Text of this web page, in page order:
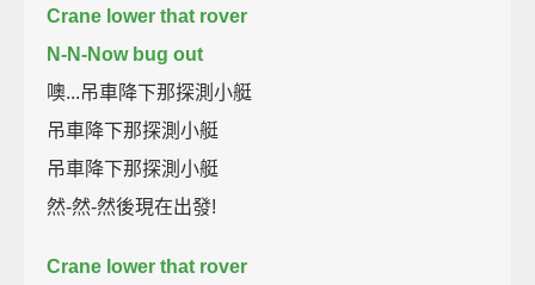
Crane lower that rover
N-N-Now bug out
噢...吊車降下那探測小艇
吊車降下那探測小艇
吊車降下那探測小艇
然-然-然後現在出發!
Crane lower that rover